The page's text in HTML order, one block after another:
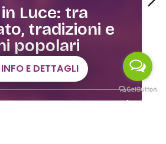
INFO E DETTAGLI
Luce: tra
tradizioni e
popolari
2026